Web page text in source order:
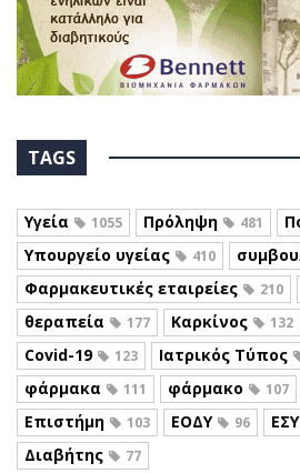
TAGS
Υγεία 1055 Πρόληψη 481
Υπουργείο υγείας 410
Φαρμακευτικές εταιρείες 210
θεραπεία 177 Καρκίνος 132
Covid-19 123 Ιατρικός Τύπος
φάρμακα 111 φάρμακο 107
Επιστήμη 103 ΕΟΔΥ 96 ΕΣΥ
Διαβήτης 77